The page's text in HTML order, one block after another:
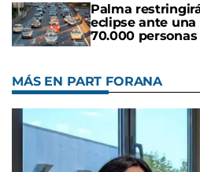
Palma
eclipse ante
70.000 personas
MÁS EN PART FORANA